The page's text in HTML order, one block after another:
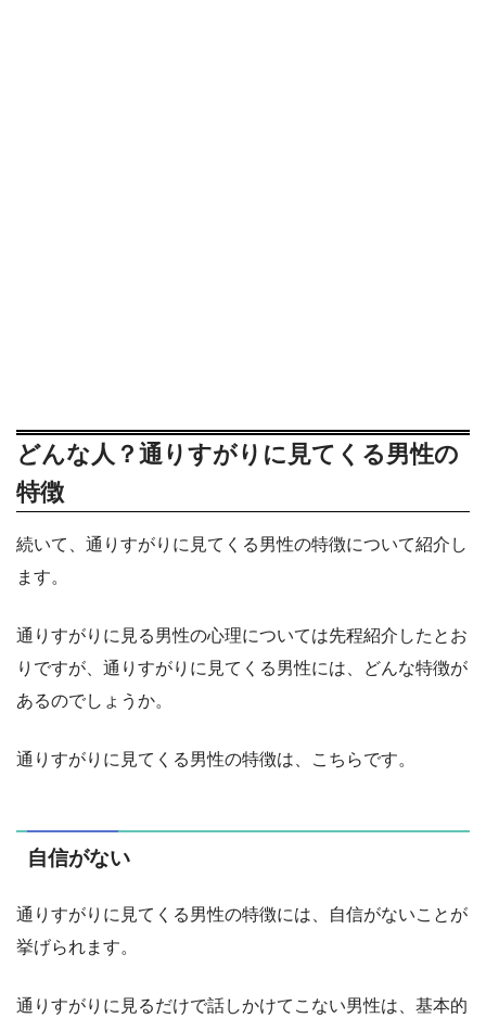
どんな人？通りすがりに見てくる男性の
特徴
続いて、通りすがりに見てくる男性の特徴について紹介し
ます。
通りすがりに見る男性の心理については先程紹介したとお
りですが、通りすがりに見てくる男性には、どんな特徴が
あるのでしょうか。
通りすがりに見てくる男性の特徴は、こちらです。
自信がない
通りすがりに見てくる男性の特徴には、自信がないことが
挙げられます。
通りすがりに見るだけで話しかけてこない男性は、基本的